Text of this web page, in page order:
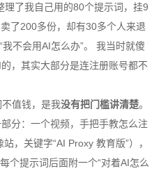
了我自己用的80个提示词，挂9
了200多份，却有30多个人来退
我不会用AI怎么办”。 我当时就傻
的，其实大部分是连注册账号都不
值钱，是我没有把门槛讲清楚。
分：一个视频，手把手教怎么注
，关键字“AI Proxy 教育版”），
个提示词后面附一个“对着AI怎么